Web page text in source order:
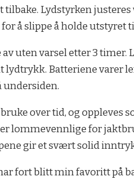
Lydstyrken
å slippe å holde utstyret
uten varsel etter 3
lydtrykk. Batteriene varer
undersiden.
over tid, og oppleves
er lommevennlige for
gir et svært solid
fort blitt min favoritt på